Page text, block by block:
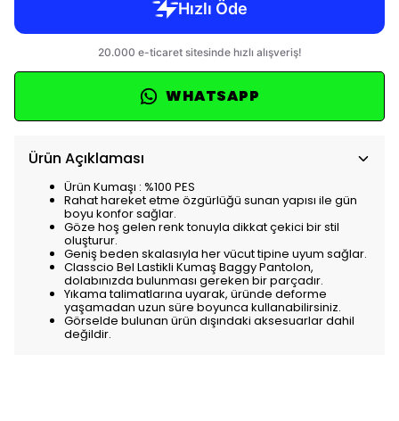
WHATSAPP
Ürün Açıklaması
Ürün Kumaşı : %100 PES
Rahat hareket etme özgürlüğü sunan yapısı ile gün
boyu konfor sağlar.
Göze hoş gelen renk tonuyla dikkat çekici bir stil
oluşturur.
Geniş beden skalasıyla her vücut tipine uyum sağlar.
Classcio Bel Lastikli Kumaş Baggy Pantolon,
dolabınızda bulunması gereken bir parçadır.
Yıkama talimatlarına uyarak, üründe deforme
yaşamadan uzun süre boyunca kullanabilirsiniz.
Görselde bulunan ürün dışındaki aksesuarlar dahil
değildir.